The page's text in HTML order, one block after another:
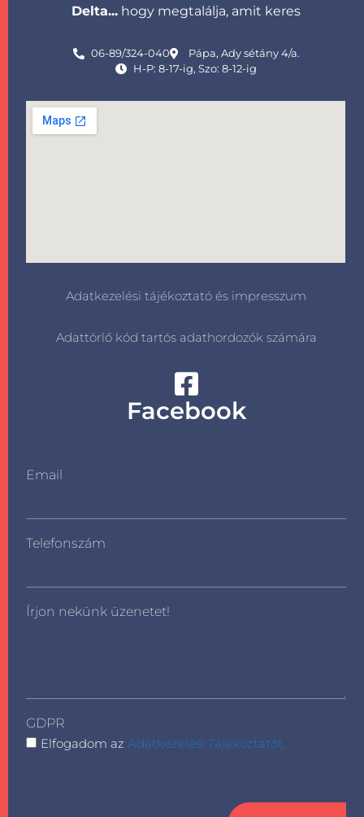
Delta... hogy megtalálja, amit keres
06-89/324-040
Pápa, Ady sétány 4/a.
H-P: 8-17-ig, Szo: 8-12-ig
Adatkezelési tájékoztató és impresszum
Adattörlő kód tartós adathordozók számára
Facebook
Email
Telefonszám
Írjon nekünk üzenetet!
GDPR
Elfogadom azAdatkezelési Tájékoztatót.